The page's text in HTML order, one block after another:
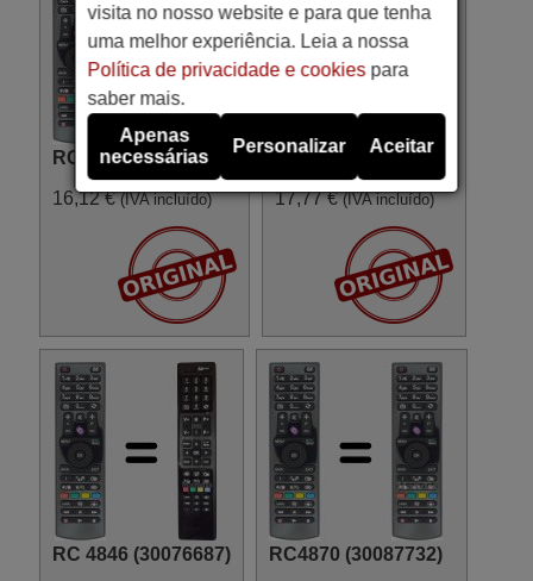
RC 4875 (30087730)
16,12 €(IVA incluído)
RC 4876 (30088184)
17,77 €(IVA incluído)
RC 4846 (30076687)
RC4870 (30087732)
visita no nosso website e para que tenha
uma melhor experiência. Leia a nossa
Política de privacidade e cookiespara
saber mais.
Apenas
necessárias
Personalizar Aceitar